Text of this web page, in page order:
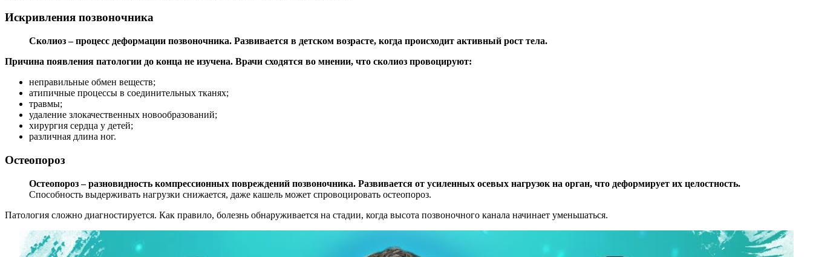
Искривления позвоночника
Сколиоз – процесс деформации позвоночника. Развивается в детском возрасте, когда происходит активный рост тела.
Причина появления патологии до конца не изучена. Врачи сходятся во мнении, что сколиоз провоцируют:
неправильные обмен веществ;
атипичные процессы в соединительных тканях;
травмы;
удаление злокачественных новообразований;
хирургия сердца у детей;
различная длина ног.
Остеопороз
Остеопороз – разновидность компрессионных повреждений позвоночника. Развивается от усиленных осевых нагрузок на орган, что деформирует их целостность.
Способность выдерживать нагрузки снижается, даже кашель может спровоцировать остеопороз.
Патология сложно диагностируется. Как правило, болезнь обнаруживается на стадии, когда высота позвоночного канала начинает уменьшаться.